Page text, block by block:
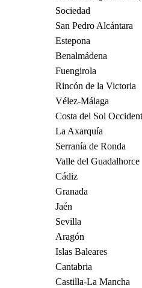
Sociedad
San Pedro Alcántara
Estepona
Benalmádena
Fuengirola
Rincón de la Victoria
Vélez-Málaga
Costa del Sol
La Axarquía
Serranía de Ronda
Valle del Guadalhorce
Cádiz
Granada
Jaén
Sevilla
Aragón
Islas Baleares
Cantabria
Castilla-La Mancha